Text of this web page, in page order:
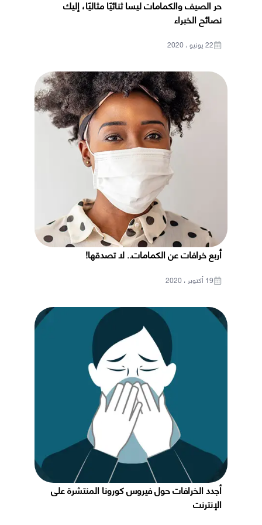
حر الصيف والكمامات ليسا ثنائيًا مثاليًا، إليك
نصائح الخبراء
22 يونيو ، 2020
أربع خرافات عن الكمامات.. لا تصدقها!
19 أكتوبر ، 2020
أجدد الخرافات حول فيروس كورونا المنتشرة على
الإنترنت